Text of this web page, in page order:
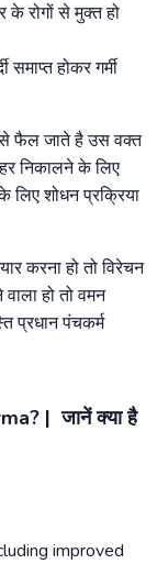
के रोगों से मुक्त हो
समाप्त होकर गर्मी
से फैल जाते है उस वक्त
निकालने के लिए
शोधन प्रक्रिया
करना हो तो विरेचन
हो तो वमन
प्रधान पंचकर्म
| जानें क्या है
improved